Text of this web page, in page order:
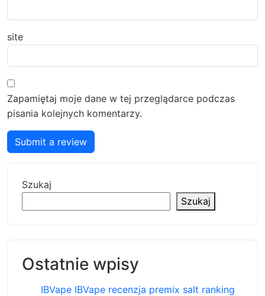
site
Zapamiętaj moje dane w tej przeglądarce podczas
pisania kolejnych komentarzy.
Submit a review
Szukaj
Szukaj
Ostatnie wpisy
IBVape IBVape recenzja premix salt ranking